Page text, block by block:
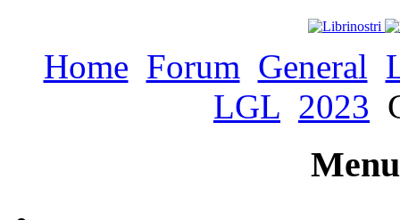
Home Forum General
LGL 2023